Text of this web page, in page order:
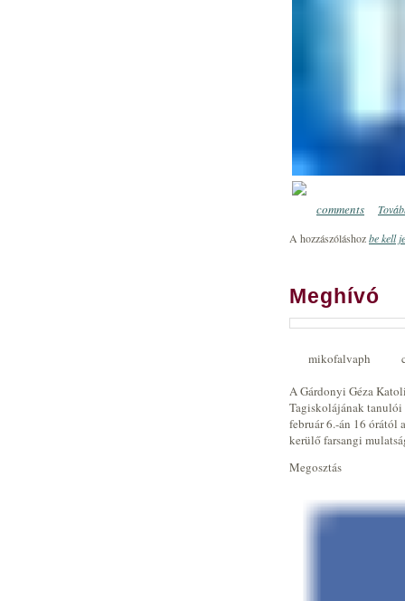
comments
A hozzászóláshozbe kell
Meghívó
mikofalvaph
A Gárdonyi Géza
Tagiskolájának
február 6.-án 16 órától
kerülő farsangi
Megosztás